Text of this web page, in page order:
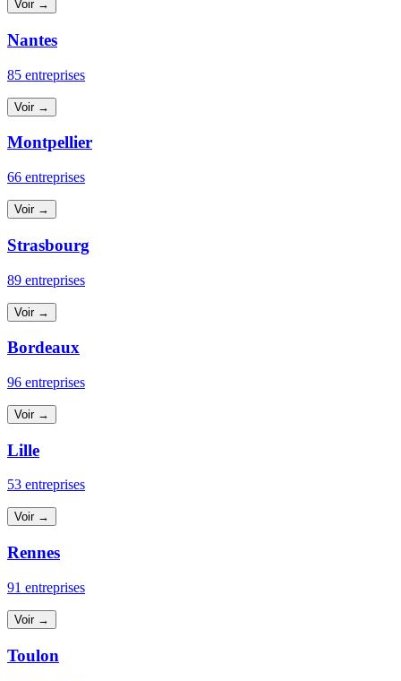
Voir →
Nantes
85 entreprises
Voir →
Montpellier
66 entreprises
Voir →
Strasbourg
89 entreprises
Voir →
Bordeaux
96 entreprises
Voir →
Lille
53 entreprises
Voir →
Rennes
91 entreprises
Voir →
Toulon